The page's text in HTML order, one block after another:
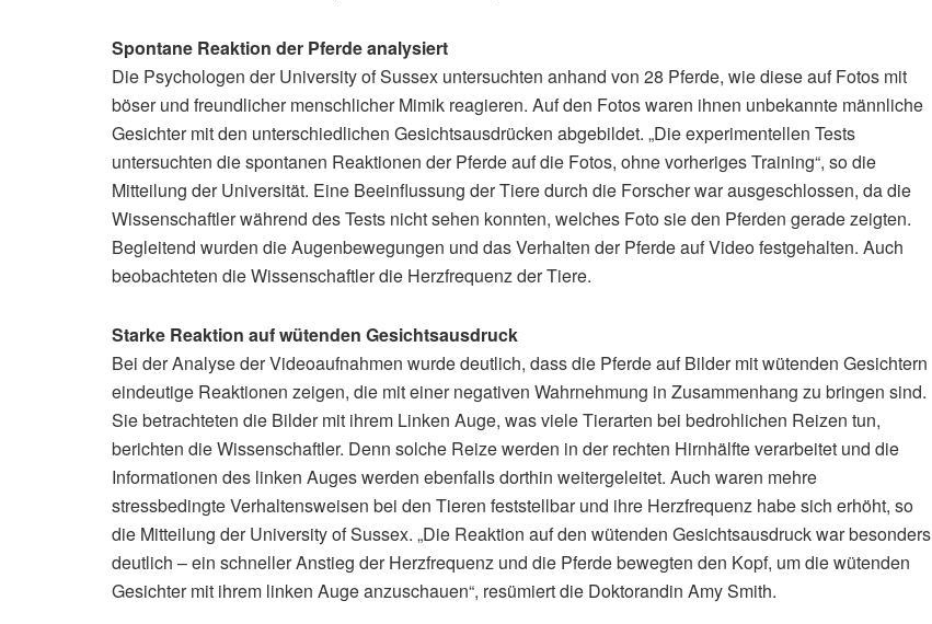
Spontane Reaktion der Pferde analysiert
Die Psychologen der University of Sussex untersuchten anhand von 28 Pferde, wie diese auf Fotos mit
böser und freundlicher menschlicher Mimik reagieren. Auf den Fotos waren ihnen unbekannte männliche
Gesichter mit den unterschiedlichen Gesichtsausdrücken abgebildet. „Die experimentellen Tests
untersuchten die spontanen Reaktionen der Pferde auf die Fotos, ohne vorheriges Training“, so die
Mitteilung der Universität. Eine Beeinflussung der Tiere durch die Forscher war ausgeschlossen, da die
Wissenschaftler während des Tests nicht sehen konnten, welches Foto sie den Pferden gerade zeigten.
Begleitend wurden die Augenbewegungen und das Verhalten der Pferde auf Video festgehalten. Auch
beobachteten die Wissenschaftler die Herzfrequenz der Tiere.
Starke Reaktion auf wütenden Gesichtsausdruck
Bei der Analyse der Videoaufnahmen wurde deutlich, dass die Pferde auf Bilder mit wütenden Gesichtern
eindeutige Reaktionen zeigen, die mit einer negativen Wahrnehmung in Zusammenhang zu bringen sind.
Sie betrachteten die Bilder mit ihrem Linken Auge, was viele Tierarten bei bedrohlichen Reizen tun,
berichten die Wissenschaftler. Denn solche Reize werden in der rechten Hirnhälfte verarbeitet und die
Informationen des linken Auges werden ebenfalls dorthin weitergeleitet. Auch waren mehre
stressbedingte Verhaltensweisen bei den Tieren feststellbar und ihre Herzfrequenz habe sich erhöht, so
die Mitteilung der University of Sussex. „Die Reaktion auf den wütenden Gesichtsausdruck war besonders
deutlich – ein schneller Anstieg der Herzfrequenz und die Pferde bewegten den Kopf, um die wütenden
Gesichter mit ihrem linken Auge anzuschauen“, resümiert die Doktorandin Amy Smith.